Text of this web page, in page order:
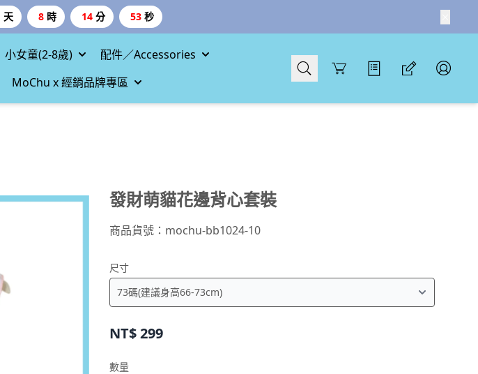
天 8 時 14 分 52 秒
小女童(2-8歲)
配件／Accessories
MoChu x 經銷品牌專區
Cart
發財萌貓花邊背心套裝
商品貨號： mochu-bb1024-10
尺寸
NT$299
數量